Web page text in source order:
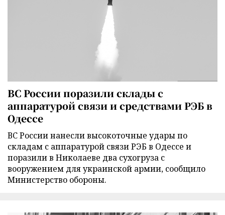
ВС России поразили склады с
аппаратурой связи и средствами РЭБ в
Одессе
ВС России нанесли высокоточные удары по
складам с аппаратурой связи РЭБ в Одессе и
поразили в Николаеве два сухогруза с
вооружением для украинской армии, сообщило
Министерство обороны.